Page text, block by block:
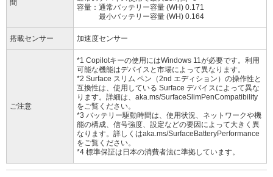
間
容量：通常バッテリー容量 (WH) 0.171
最小バッテリー容量 (WH) 0.164
搭載センサー 加速度センサー
ご注意
*1 Copilotキーの使用にはWindows 11が必要です。利用
可能な機能はデバイスと市場によって異なります。
*2 Surface スリム ペン（2nd エディション）の操作性と
互換性は、使用している Surface デバイスによって異な
ります。詳細は、aka.ms/SurfaceSlimPenCompatibility
をご覧ください。
*3 バッテリー駆動時間は、使用状況、ネットワークや機
能の構成、信号強度、設定などの要因によって大きく異
なります。詳しくはaka.ms/SurfaceBatteryPerformance
をご覧ください。
*4 標準保証は日本の消費者法に準拠しています。